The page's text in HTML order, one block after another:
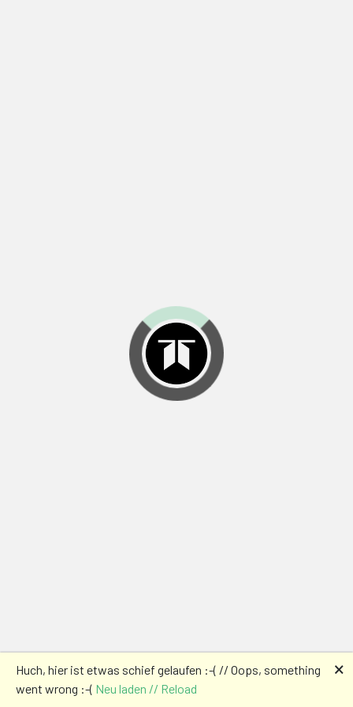
Huch, hier ist etwas schief gelaufen :-( // Oops, something
went wrong :-( Neu laden // Reload
🗙